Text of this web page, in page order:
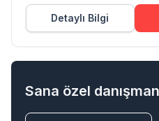
Detaylı Bilgi
Sana özel